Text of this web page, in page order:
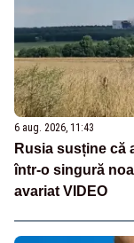
6 aug. 2026, 11:43
Rusia susține că
într-o singură
avariat VIDEO